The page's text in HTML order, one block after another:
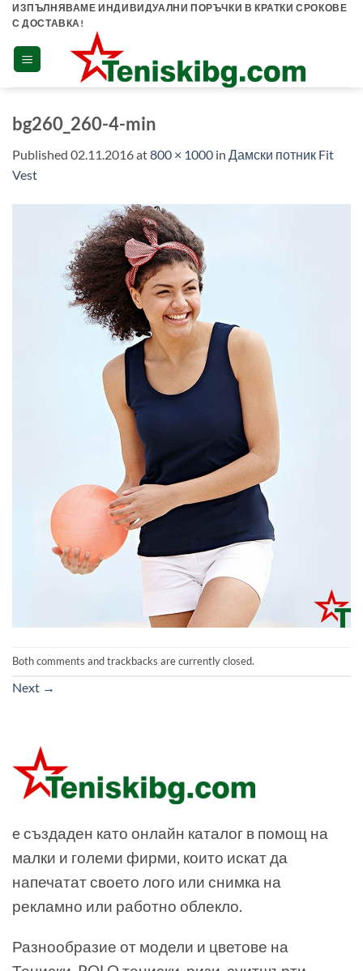
Skip
content
ИЗПЪЛНЯВАМЕ ИНДИВИДУАЛНИ ПОРЪЧКИ В КРАТКИ СРОКОВЕ
С ДОСТАВКА!
bg260_260-4-min
Published 02.11.2016at800 × 1000 in Дамски потник Fit
Vest
Both comments and trackbacks are currently closed.
Next →
e създаден като онлайн каталог в помощ на
малки и големи фирми, които искат да
напечатат своето лого или снимка на
рекламно или работно облекло.
Разнообразие от модели и цветове на